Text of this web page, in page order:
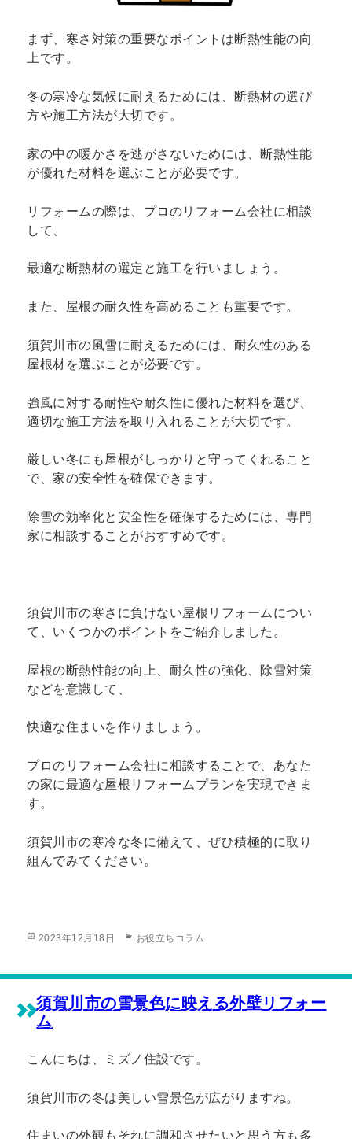
まず、寒さ対策の重要なポイントは断熱性能の向
上です。
冬の寒冷な気候に耐えるためには、断熱材の選び
方や施工方法が大切です。
家の中の暖かさを逃がさないためには、断熱性能
が優れた材料を選ぶことが必要です。
リフォームの際は、プロのリフォーム会社に相談
して、
最適な断熱材の選定と施工を行いましょう。
また、屋根の耐久性を高めることも重要です。
須賀川市の風雪に耐えるためには、耐久性のある
屋根材を選ぶことが必要です。
強風に対する耐性や耐久性に優れた材料を選び、
適切な施工方法を取り入れることが大切です。
厳しい冬にも屋根がしっかりと守ってくれること
で、家の安全性を確保できます。
除雪の効率化と安全性を確保するためには、専門
家に相談することがおすすめです。
須賀川市の寒さに負けない屋根リフォームについ
て、いくつかのポイントをご紹介しました。
屋根の断熱性能の向上、耐久性の強化、除雪対策
などを意識して、
快適な住まいを作りましょう。
プロのリフォーム会社に相談することで、あなた
の家に最適な屋根リフォームプランを実現できま
す。
須賀川市の寒冷な冬に備えて、ぜひ積極的に取り
組んでみてください。
投
2023年12月18日
カ
リ
ー
お役立ちコラム
須賀川市の雪景色に映える外壁リフォー
ム
こんにちは、ミズノ住設です。
須賀川市の冬は美しい雪景色が広がりますね。
住まいの外観もそれに調和させたいと思う方も多